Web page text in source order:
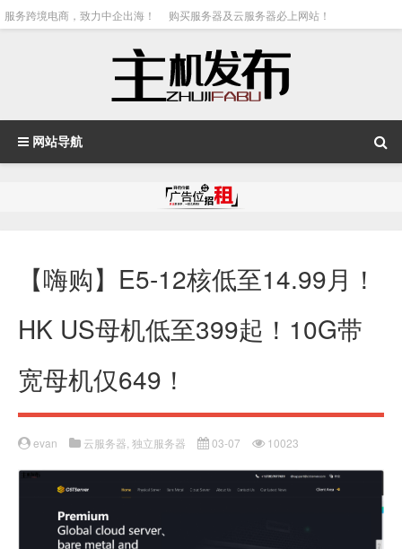
服务跨境电商，致力中企出海！ 购买服务器及云服务器必上网站！
网站导航
【嗨购】E5-12核低至14.99月！
HK US母机低至399起！10G带
宽母机仅649！
evan 云服务器 独立服务器 03-07 10023